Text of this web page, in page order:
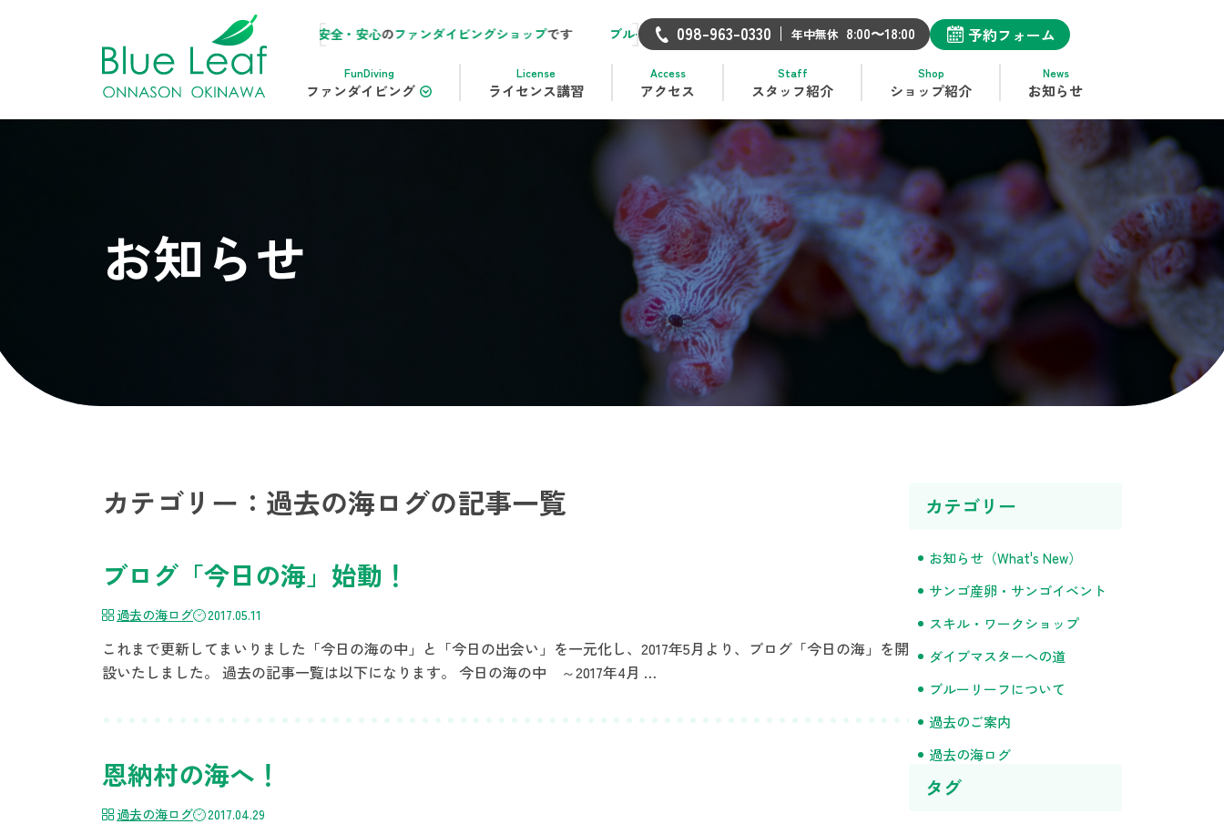
完全少人数制で安全・安心 のファンダイビングショップです ブルーリーフは恩納村 にある完全少人数制で安全・安心のファンダイビングショップ です
098-963-0330 年中無休 8:00〜18:00 予約フォーム
FunDiving
ファンダイビング
License
ライセンス講習
Access
アクセス
Staff
スタッフ紹介
Shop
ショップ紹介
News
お知らせ
お知らせ
カテゴリー：過去の海ログの記事一覧
ブログ「今日の海」始動！
過去の海ログ 2017.05.11
これまで更新してまいりました「今日の海の中」と「今日の出会い」を一元化し、2017年5月より、ブログ「今日の海」を開
設いたしました。 過去の記事一覧は以下になります。 今日の海の中 ～2017年4月 …
恩納村の海へ！
過去の海ログ 2017.04.29
カテゴリー
お知らせ（What's New）
サンゴ産卵・サンゴイベント
スキル・ワークショップ
ダイブマスターへの道
ブルーリーフについて
過去のご案内
過去の海ログ
タグ